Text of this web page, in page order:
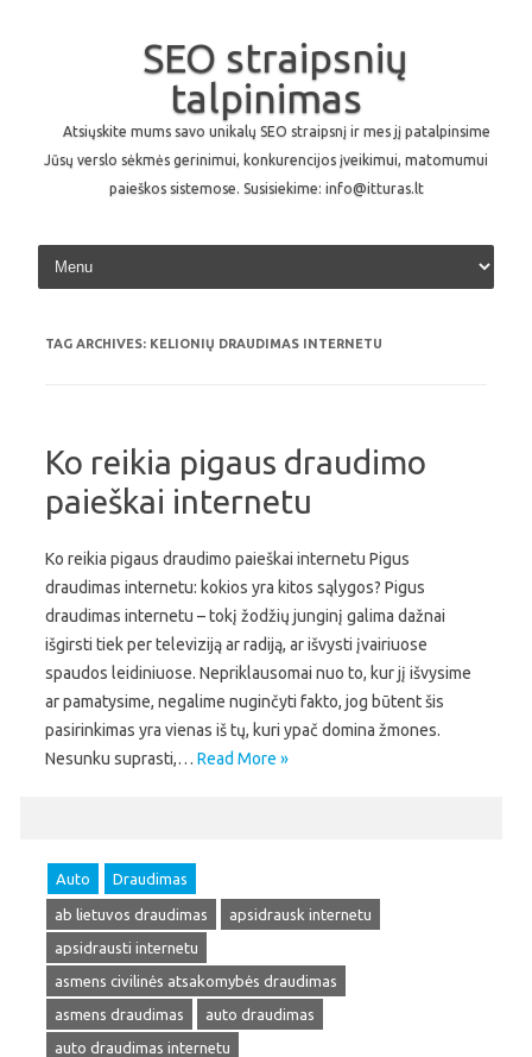
SEO straipsnių
talpinimas
Atsiųskite mums savo unikalų SEO straipsnį ir mes jį patalpinsime
Jūsų verslo sėkmės gerinimui, konkurencijos įveikimui, matomumui
paieškos sistemose. Susisiekime: info@itturas.lt
Skip to content
TAG ARCHIVES: KELIONIŲ DRAUDIMAS INTERNETU
Ko reikia pigaus draudimo
paieškai internetu
Ko reikia pigaus draudimo paieškai internetu Pigus
draudimas internetu: kokios yra kitos sąlygos? Pigus
draudimas internetu – tokį žodžių junginį galima dažnai
išgirsti tiek per televiziją ar radiją, ar išvysti įvairiuose
spaudos leidiniuose. Nepriklausomai nuo to, kur jį išvysime
ar pamatysime, negalime nuginčyti fakto, jog būtent šis
pasirinkimas yra vienas iš tų, kuri ypač domina žmones.
Nesunku suprasti,… Read More »
Auto Draudimas
ab lietuvos draudimas
apsidrausk internetu
apsidrausti internetu
asmens civilinės atsakomybės draudimas
asmens draudimas
auto draudimas
auto draudimas internetu